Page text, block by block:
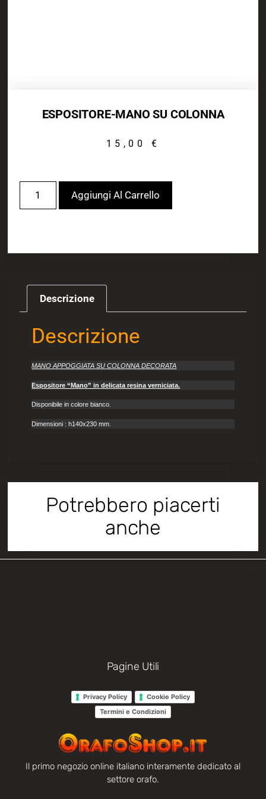
ESPOSITORE-MANO SU COLONNA
15,00 €
Aggiungi Al Carrello
Descrizione
Descrizione
MANO APPOGGIATA SU COLONNA DECORATA
Espositore “Mano” in delicata resina verniciata.
Disponibile in colore bianco.
Dimensioni : h140x230 mm.
Potrebbero piacerti
anche
Pagine Utili
Privacy Policy
Cookie Policy
Termini e Condizioni
Il primo negozio online italiano interamente dedicato al
settore orafo.